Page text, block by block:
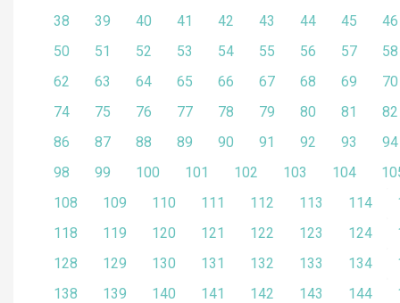
38
39 40 41 42 43 44 45
46
50
51 52 53 54 55 56 57
58
62
63 64 65 66 67 68 69
70
74
75 76 77 78 79 80 81
82
86
87 88 89 90 91 92 93
94
98
99 100 101 102 103 104
108
109 110 111 112 113 114
118
119 120 121 122 123 124
128
129 130 131 132 133 134
138
139 140 141 142 143 144